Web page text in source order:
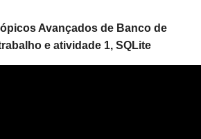
Avançados de Banco de
e atividade 1, SQLite